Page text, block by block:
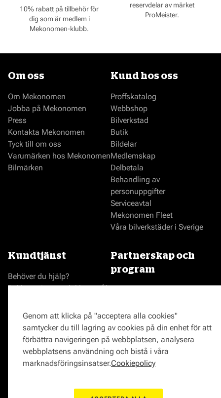
10% rabatt på tillbehör för
dig som är medlem i
Mekonomen-klubb.
reservdelar av märket
ProMeister.
Om oss
Om Mekonomen
Jobba på Mekonomen
Press
Kontakta Mekonomen
Tyck till om oss
Varumärken hos Mekonomen
Bilmärken
Kund hos oss
Proffskatalog
Webbshop
Bilverkstad
Butik
Bildelar
Medlemskap
Delbetala
Behandling av
personuppgifter
Serviceavtal
Mekonomen Fleet
Våra bilverkstäder i Sverige
Kundtjänst
Behöver du hjälp?
Reklamationer och klagomål
Frågor om verkstäder?
Partnerskap och
program
Prisgaranti
Vägassistans
ProMeister
Onlinemagasin
0771-72 00 00
Genom att klicka på "acceptera alla cookies"
samtycker du till lagring av cookies på din enhet för att
förbättra navigeringen på webbplatsen, analysera
webbplatsens användning och bistå i våra
marknadsföringsinsatser.Cookiepolicy